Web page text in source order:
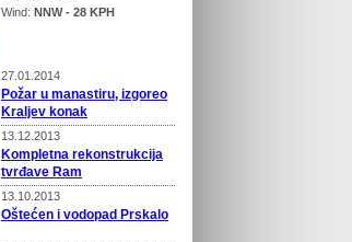
Wind: NNW - 28 KPH
27.01.2014
Požar u manastiru, izgoreo
Kraljev konak
13.12.2013
Kompletna rekonstrukcija
tvrđave Ram
13.10.2013
Oštećen i vodopad Prskalo